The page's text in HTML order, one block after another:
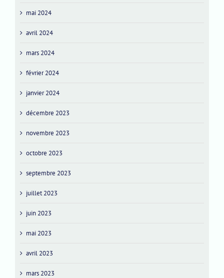
mai 2024
avril 2024
mars 2024
février 2024
janvier 2024
décembre 2023
novembre 2023
octobre 2023
septembre 2023
juillet 2023
juin 2023
mai 2023
avril 2023
mars 2023